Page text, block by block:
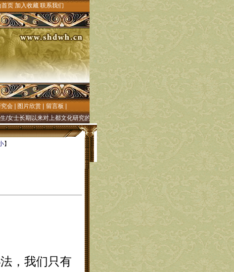
首页 加入收藏 联系我们
会 图片欣赏 留言板
士长期以来对上都文化研究的殷切关注和大力支持!"元上都文化"网((元上都历史文化研
】
，我们只有